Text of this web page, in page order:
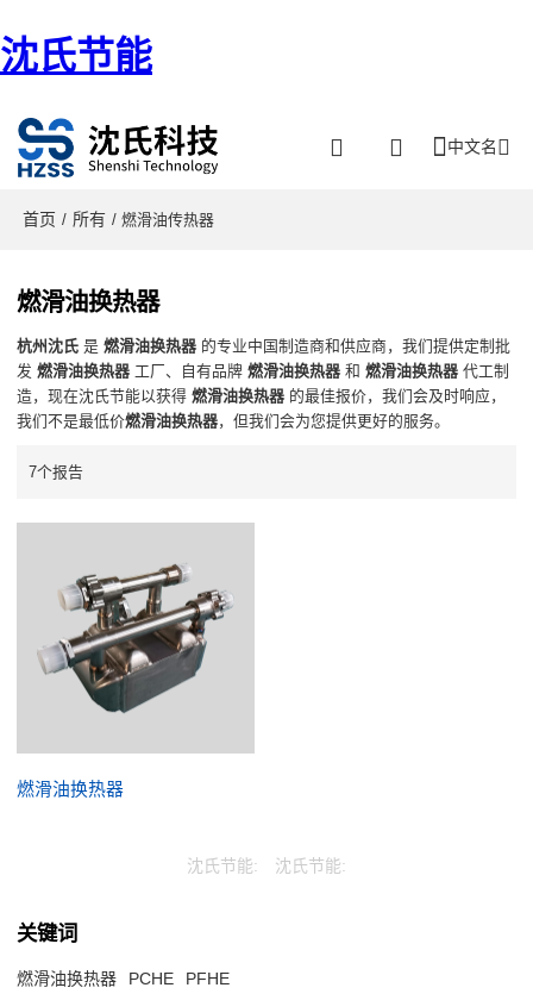
沈氏节能
中文名
首页 / 所有 / 燃滑油传热器
燃滑油换热器
杭州沈氏 是燃滑油换热器 的专业中国制造商和供应商，我们提供定制批
发燃滑油换热器 工厂、自有品牌燃滑油换热器 和燃滑油换热器 代工制
造，现在沈氏节能以获得燃滑油换热器 的最佳报价，我们会及时响应，
我们不是最低价燃滑油换热器，但我们会为您提供更好的服务。
7个报告
燃滑油换热器
沈氏节能: 沈氏节能:
关键词
燃滑油换热器 PCHE PFHE